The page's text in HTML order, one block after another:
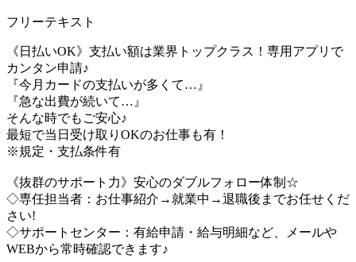
フリーテキスト
《日払いOK》支払い額は業界トップクラス！専用アプリで
カンタン申請♪
『今月カードの支払いが多くて…』
『急な出費が続いて…』
そんな時でもご安心♪
最短で当日受け取りOKのお仕事も有！
※規定・支払条件有
《抜群のサポート力》安心のダブルフォロー体制☆
◇専任担当者：お仕事紹介→就業中→退職後までお任せくだ
さい!
◇サポートセンター：有給申請・給与明細など、メールや
WEBから常時確認できます♪